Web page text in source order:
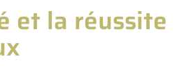
et la réussite